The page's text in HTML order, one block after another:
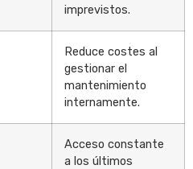
imprevistos.
Reduce costes al
gestionar el
mantenimiento
internamente.
Acceso constante
a los últimos